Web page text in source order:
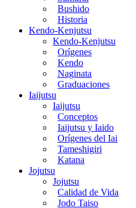
Bushido
Historia
Kendo-Kenjutsu
Kendo-Kenjutsu
Orígenes
Kendo
Naginata
Graduaciones
Iaijutsu
Iaijutsu
Conceptos
Iaijutsu y Iaido
Orígenes del Iai
Tameshigiri
Katana
Jojutsu
Jojutsu
Calidad de Vida
Jodo Taiso